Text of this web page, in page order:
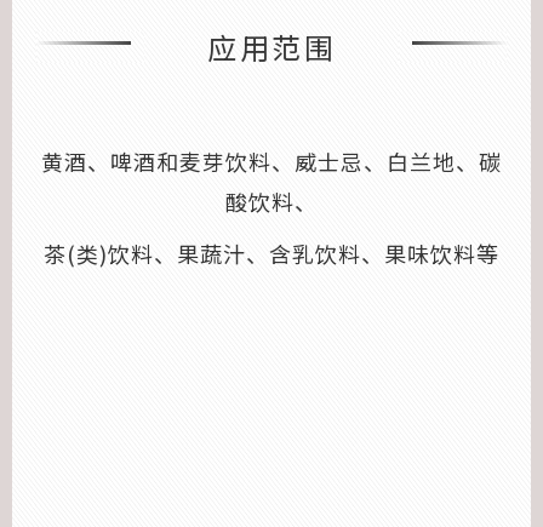
应用范围
黄酒、啤酒和麦芽饮料、威士忌、白兰地、碳
酸饮料、
茶(类)饮料、果蔬汁、含乳饮料、果味饮料等